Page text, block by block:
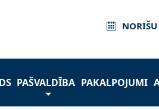
PAŠVALDĪBA PAKALPOJUMI